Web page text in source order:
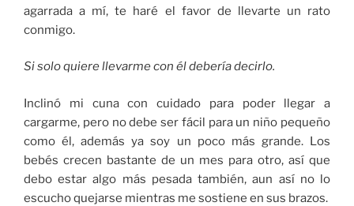
agarrada a mí, te haré el favor de llevarte un rato
conmigo.
Si solo quiere llevarme con él debería decirlo.
Inclinó mi cuna con cuidado para poder llegar a
cargarme, pero no debe ser fácil para un niño pequeño
como él, además ya soy un poco más grande. Los
bebés crecen bastante de un mes para otro, así que
debo estar algo más pesada también, aun así no lo
escucho quejarse mientras me sostiene en sus brazos.